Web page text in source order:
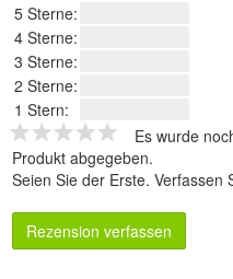
5 Sterne:
4 Sterne:
3 Sterne:
2 Sterne:
1 Stern:
Es wurde
Produkt abgegeben.
Seien Sie der Erste. Verfassen
Rezension verfassen